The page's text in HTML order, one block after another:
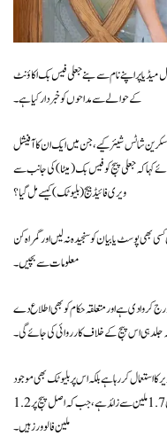
میڈیا پر اپنے نام سے بنے جعلی فیس بک اکاؤنٹ
کے حوالے سے مداحوں کو خبردار کیا ہے۔
شاٹس شیئر کیے، جن میں ایک ان کا آفیشل
کہا کہ جعلی پیج کو فیس بک (میٹا) کی جانب سے
ویری فائیڈ بیج (بلیو ٹک) کیسے مل گیا؟
بھی پوسٹ یا بیان کو سنجیدہ نہ لیں اور گمراہ کن
معلومات سے بچیں۔
کروا دی ہے اور متعلقہ حکام کو بھی اطلاع دے
جلد ہی اس پیج کے خلاف کارروائی کی جائے گی۔
کر رہا ہے بلکہ اس پر بلیو ٹک بھی موجود
ہے، جبکہ فالوورز کی تعداد ان کے اصل آفیشل پیج سے بھی زیادہ یعنی 1.7 ملین سے زائد ہے، جب کہ اصل پیج پر 1.2
ملین فالوورز ہیں۔